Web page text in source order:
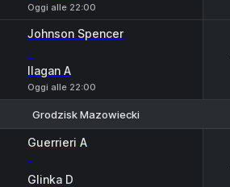
Oggi alle 22:00
Johnson Spencer
-
Ilagan A
Oggi alle 22:00
Grodzisk Mazowiecki
Guerrieri A
-
Glinka D